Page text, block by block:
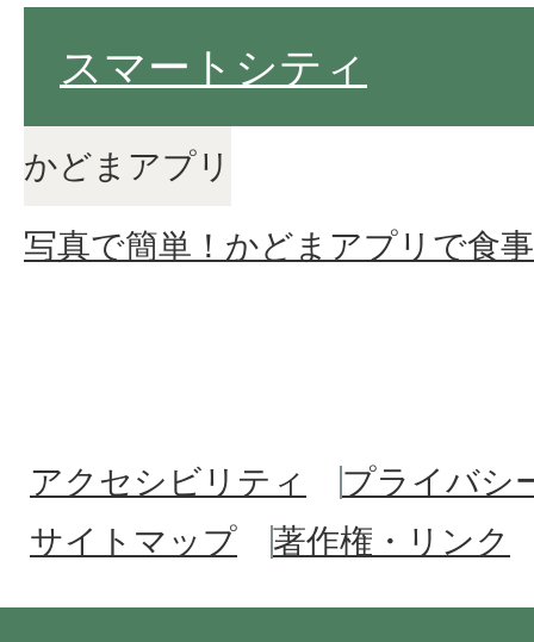
スマートシティ
かどまアプリ
写真で簡単！かどまアプリで食
アクセシビリティ
プライバシ
サイトマップ
著作権・リンク